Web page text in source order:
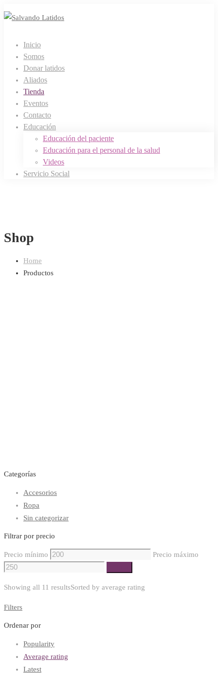
Inicio
Somos
Donar latidos
Aliados
Tienda
Eventos
Contacto
Educación
Educación del paciente
Educación para el personal de la salud
Videos
Servicio Social
Shop
Home
Productos
Categorías
Accesorios
Ropa
Sin categorizar
Filtrar por precio
Precio mínimo
Precio máximo
Showing all 11 resultsSorted by average rating
Filters
Ordenar por
Popularity
Average rating
Latest